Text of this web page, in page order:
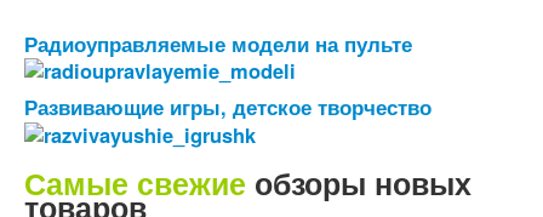
Радиоуправляемые модели на пульте
Развивающие игры, детское творчество
Самые свежие обзоры новых
товаров